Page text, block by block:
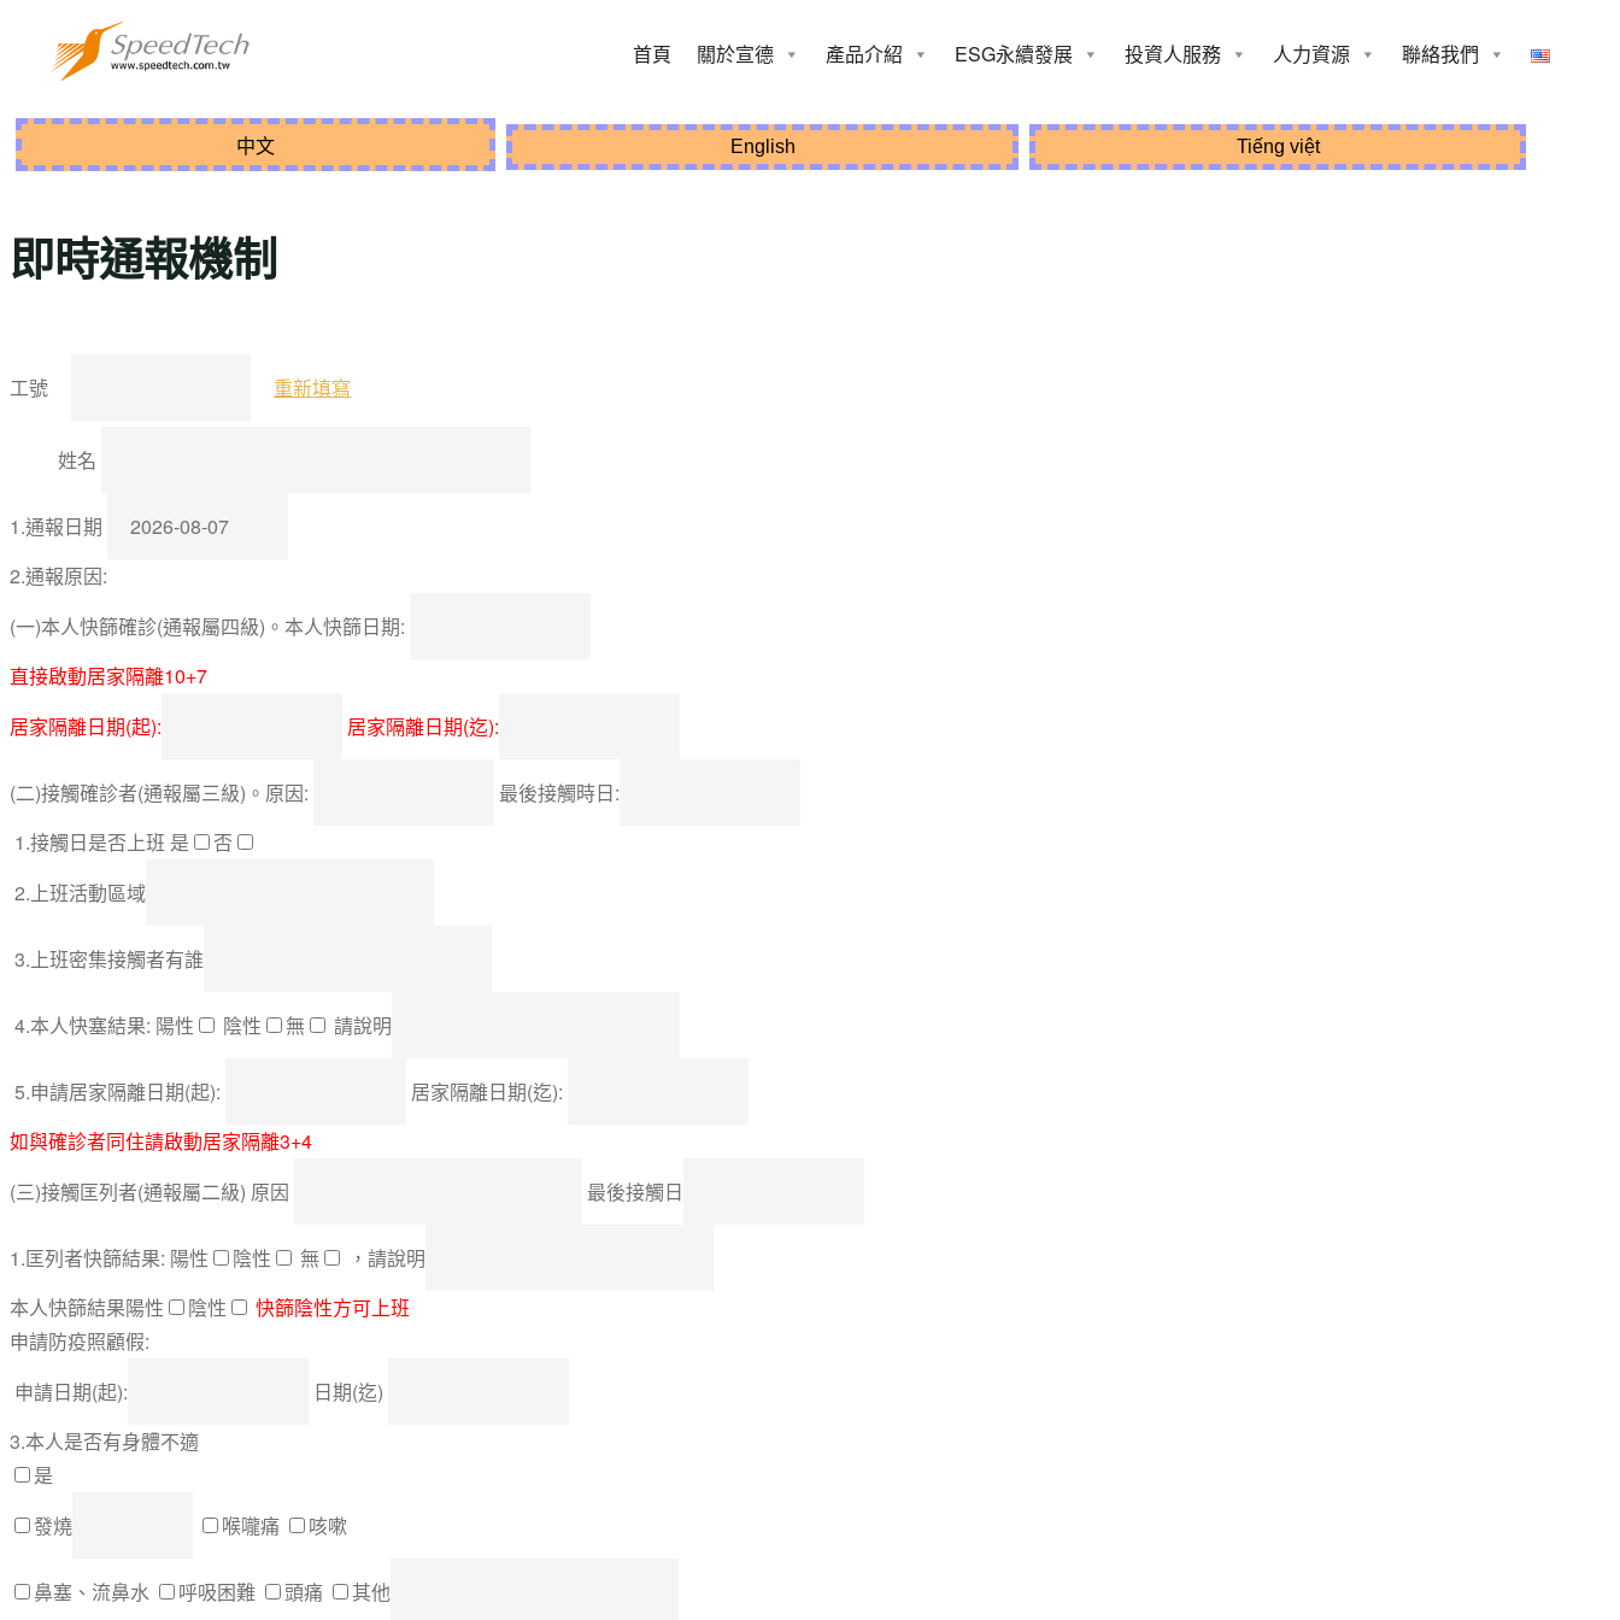
首頁 關於宣德 產品介紹 ESG永續發展 投資人服務 人力資源 聯絡我們
染疫申報
即時通報機制
工號 重新填寫
姓名
1.通報日期
2.通報原因:
(一)本人快篩確診(通報屬四級)。本人快篩日期:
直接啟動居家隔離10+7
居家隔離日期(起):
居家隔離日期(迄):
(二)接觸確診者(通報屬三級)。原因:
最後接觸時日:
1.接觸日是否上班 是
否
2.上班活動區域
3.上班密集接觸者有誰
4.本人快塞結果: 陽性 陰性 無 請說明
5.申請居家隔離日期(起):
居家隔離日期(迄):
如與確診者同住請啟動居家隔離3+4
(三)接觸匡列者(通報屬二級) 原因
最後接觸日
1.匡列者快篩結果: 陽性 陰性 無
，請說明
本人快篩結果陽性
陰性
快篩陰性方可上班
申請防疫照顧假:
申請日期(起):
日期(迄)
3.本人是否有身體不適
是
發燒
喉嚨痛 咳嗽
鼻塞、流鼻水 呼吸困難 頭痛 其他